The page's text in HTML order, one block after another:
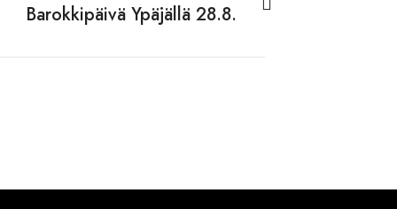
Barokkipäivä Ypäjällä 28.8.